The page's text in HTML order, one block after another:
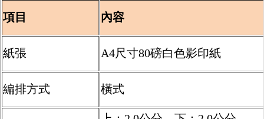
項目 內容
紙張 A4尺寸80磅白色影印紙
編排方式 橫式